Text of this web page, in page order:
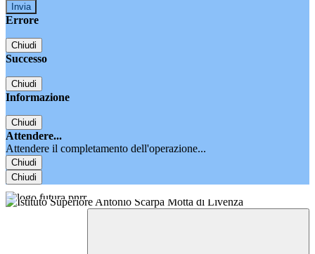
Errore
Chiudi
Successo
Chiudi
Informazione
Chiudi
Attendere...
Attendere il completamento dell'operazione...
Chiudi
Chiudi